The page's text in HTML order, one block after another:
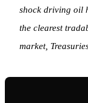
shock driving oil
the clearest
market,